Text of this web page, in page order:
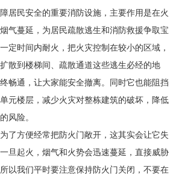
居民安全的重要消防设施，主要作用是在火
气蔓延，为居民疏散逃生和消防救援争取宝
定时间内耐火，把火灾控制在较小的区域，
散到楼梯间、疏散通道这些逃生必经的地
畅通，让大家能安全撤离。同时它也能阻挡
元楼层，减少火灾对整栋建筑的破坏，降低
风险。
了方便经常把防火门敞开，这其实会让它失
旦起火，烟气和火势会迅速蔓延，直接威胁
以我们平时要注意保持防火门关闭，不要在